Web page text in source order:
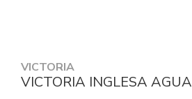
VICTORIA
VICTORIA INGLESA AGUA